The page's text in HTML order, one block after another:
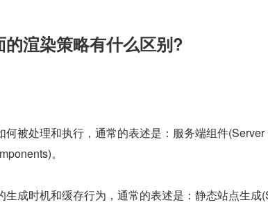
渲染策略有什么区别?
被处理和执行，通常的表述是：服务端组件(Server
。
成时机和缓存行为，通常的表述是：静态站点生成